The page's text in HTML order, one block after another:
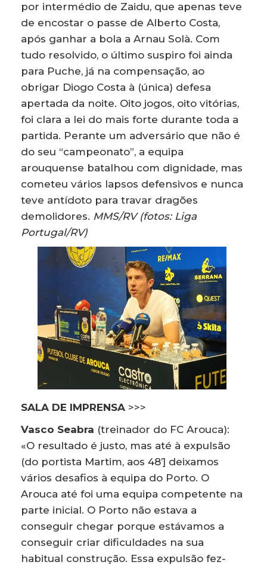
por intermédio de Zaidu, que apenas teve
de encostar o passe de Alberto Costa,
após ganhar a bola a Arnau Solà. Com
tudo resolvido, o último suspiro foi ainda
para Puche, já na compensação, ao
obrigar Diogo Costa à (única) defesa
apertada da noite. Oito jogos, oito vitórias,
foi clara a lei do mais forte durante toda a
partida. Perante um adversário que não é
do seu “campeonato”, a equipa
arouquense batalhou com dignidade, mas
cometeu vários lapsos defensivos e nunca
teve antídoto para travar dragões
demolidores. MMS/RV (fotos: Liga
Portugal/RV)
SALA DE IMPRENSA >>>
Vasco Seabra (treinador do FC Arouca):
«O resultado é justo, mas até à expulsão
(do portista Martim, aos 48’] deixamos
vários desafios à equipa do Porto. O
Arouca até foi uma equipa competente na
parte inicial. O Porto não estava a
conseguir chegar porque estávamos a
conseguir criar dificuldades na sua
habitual construção. Essa expulsão fez-